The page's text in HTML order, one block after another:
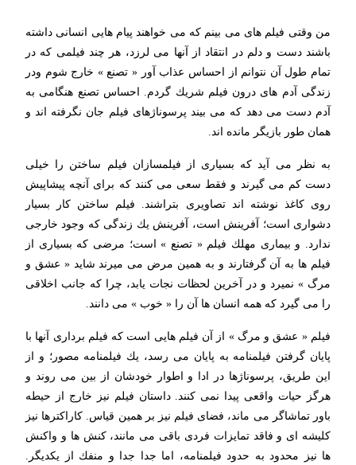
من وقتی فیلم های می بینم كه می خواهند پیام هایی انسانی داشته
باشند دست و دلم در انتقاد از آنها می لرزد، هر چند فیلمی كه در
تمام طول آن نتوانم از احساس عذاب آور « تصنع » خارج شوم ودر
زندگی آدم های درون فیلم شریك گردم. احساس تصنع هنگامی به
آدم دست می دهد كه می بیند پرسوناژهای فیلم جان نگرفته اند و
همان طور بازیگر مانده اند.
به نظر می آید كه بسیاری از فیلمسازان فیلم ساختن را خیلی
دست كم می گیرند و فقط سعی می كنند كه برای آنچه پیشاپیش
روی كاغذ نوشته اند تصاویری بتراشند. فیلم ساختن كار بسیار
دشواری است؛ آفرینش است، آفرینش یك زندگی كه وجود خارجی
ندارد. و بیماری مهلك فیلم « تصنع » است؛ مرضی كه بسیاری از
فیلم ها به آن گرفتارند و به همین مرض می میرند شاید « عشق و
مرگ » نمیرد و در آخرین لحظات نجات یابد، چرا كه جانب اخلاقی
را می گیرد كه همه انسان ها آن را « خوب » می دانند.
فیلم « عشق و مرگ » از آن فیلم هایی است كه فیلم برداری آنها با
پایان گرفتن فیلمنامه به پایان می رسد، یك فیلمنامه مصور؛ و از
این طریق، پرسوناژها در ادا و اطوار خودشان از بین می روند و
هرگز حیات واقعی پیدا نمی كنند. داستان فیلم نیز خارج از حیطه
باور تماشاگر می ماند، فضای فیلم نیز بر همین قیاس. كاراكترها نیز
كلیشه ای و فاقد تمایزات فردی باقی می مانند، كنش ها و واكنش
ها نیز محدود به حدود فیلمنامه، اما جدا جدا و منفك از یكدیگر.